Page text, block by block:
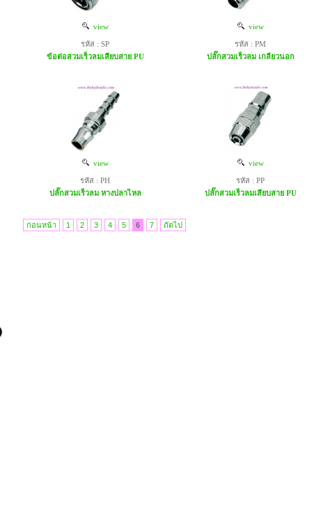
view
รหัส : SP
ข้อต่อสวมเร็วลมเสียบสาย PU
view
รหัส : PM
ปลั๊กสวมเร็วลม เกลียวนอก
view
รหัส : PH
ปลั๊กสวมเร็วลม หางปลาไหล
view
รหัส : PP
ปลั๊กสวมเร็วลมเสียบสาย PU
ก่อนหน้า 1 2 3 4 5 6 7 ถัดไป